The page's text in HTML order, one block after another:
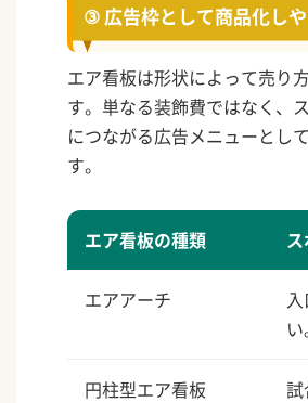
③ 広告枠として商品化し
エア看板は形状によって売り
す。単なる装飾費ではなく、
につながる広告メニューとし
す。
エア看板の種類
エアアーチ
い
円柱型エア看板